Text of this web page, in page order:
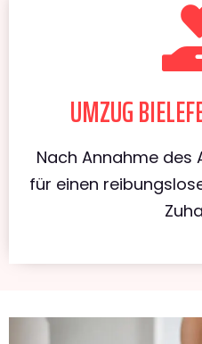
UMZUG
Nach Annahme des
für einen